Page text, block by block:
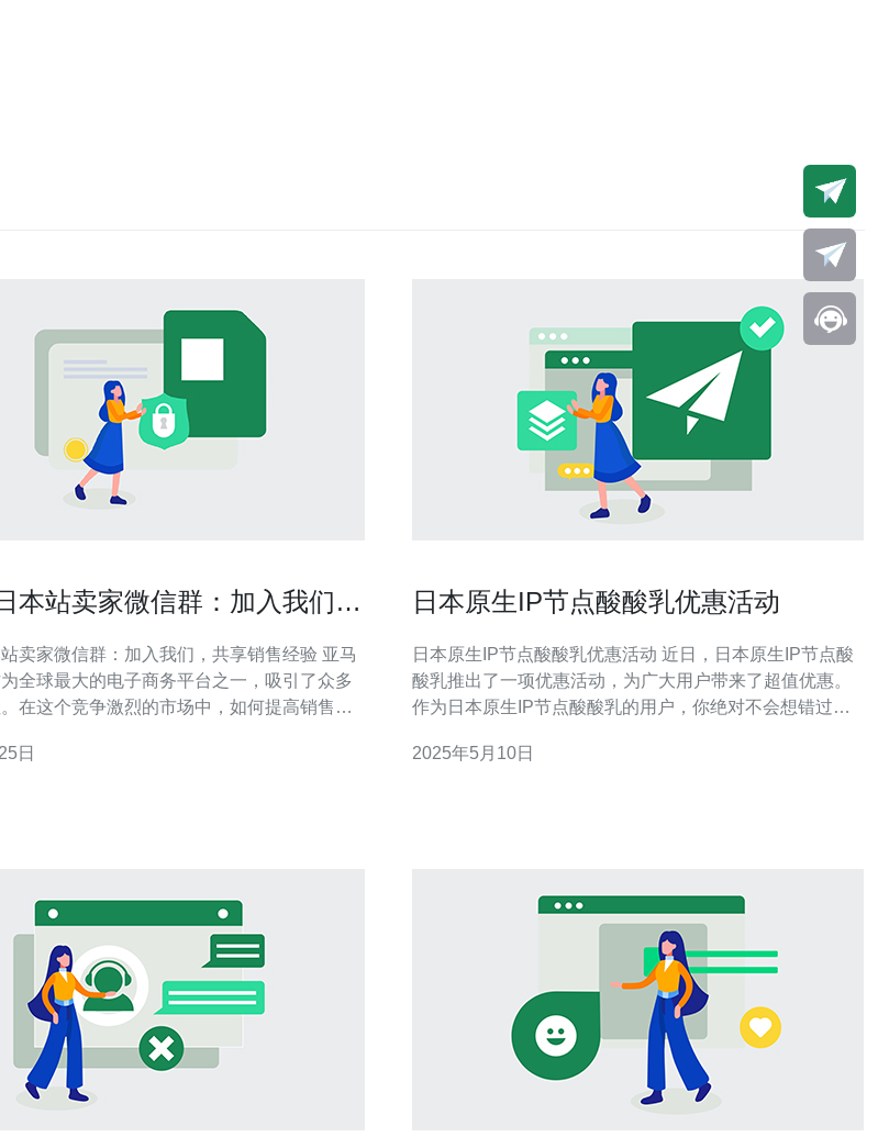
本站卖家微信群：加入我们，
卖家微信群：加入我们，共享销售经验 亚马
全球最大的电子商务平台之一，吸引了众多
在这个竞争激烈的市场中，如何提高销售业
对挑战，我们创建了一个微信群，旨在让卖
日
日本原生IP节点酸酸乳优惠活动
日本原生IP节点酸酸乳优惠活动 近日，日本原生IP节点酸
酸乳推出了一项优惠活动，为广大用户带来了超值优惠。
作为日本原生IP节点酸酸乳的用户，你绝对不会想错过这
的优惠，即购买一份酸酸乳，即可获得一份免费。此外，
2025年5月10日